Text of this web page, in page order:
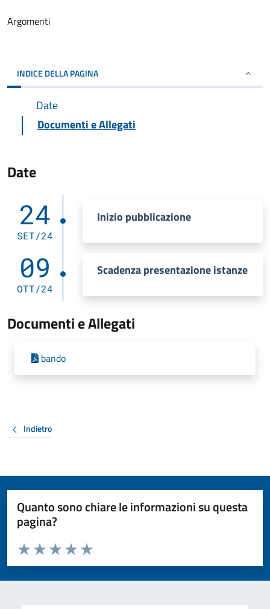
Argomenti
INDICE DELLA PAGINA
Date
Documenti e Allegati
Date
24
SET/24
Inizio pubblicazione
09
OTT/24
Scadenza presentazione istanze
Documenti e Allegati
bando
Indietro
Quanto sono chiare le informazioni su questa
pagina?
Valuta da 1 a 5 stelle la pagina
Valuta 5 stelle su 5
Valuta 4 stelle su 5
Valuta 3 stelle su 5
Valuta 2 stelle su 5
Valuta 1 stelle su 5